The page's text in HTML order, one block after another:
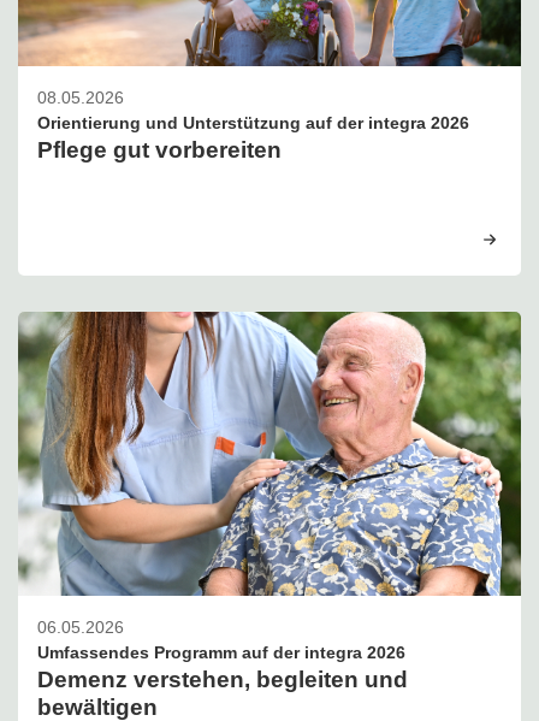
08.05.2026
Orientierung und Unterstützung auf der integra 2026
Pflege gut vorbereiten
06.05.2026
Umfassendes Programm auf der integra 2026
Demenz verstehen, begleiten und
bewältigen